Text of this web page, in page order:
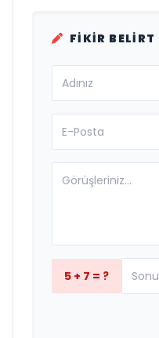
FIKIR BELIRT
5 + 7 = ?